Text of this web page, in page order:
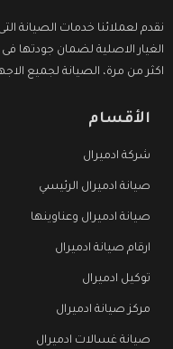
نقدم لعملائنا خدمات الصيانة
الغيار الاصلية لضمان جودتها
اكثر من مرة، الصيانة لجميع
الأقسام
شركة ادميرال
صيانة ادميرال الرئيسي
صيانة ادميرال وعناوينها
ارقام صيانة ادميرال
توكيل ادميرال
مركز صيانة ادميرال
صيانة غسالات ادميرال